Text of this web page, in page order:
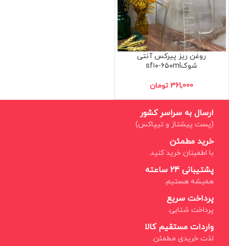
روغن ریز پیرکس آنتی
شوکsf۱۰-۶۵۰ml
361,000 تومان
ارسال به سراسر کشور
(پست پیشتاز و تیپاکس)
خرید مطمئن
با اطمینان خرید کنید.
پشتیبانی 24 ساعته
همیشه هستیم.
پرداخت سریع
پرداخت شتابی.
واردات مستقیم کالا
لذت خریدی مطمئن.